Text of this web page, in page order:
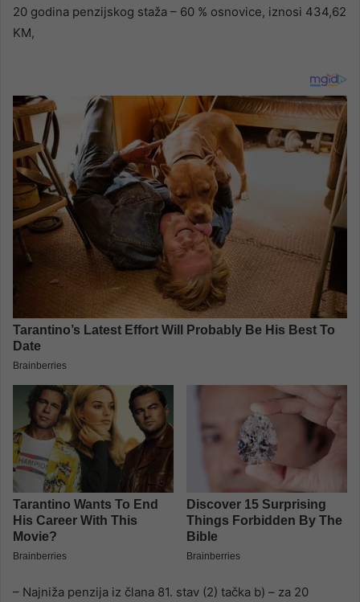
20 godina penzijskog staža – 60 % osnovice, iznosi 434,62
KM,
– Najniža penzija iz člana 81. stav (2) tačka b) – za 20